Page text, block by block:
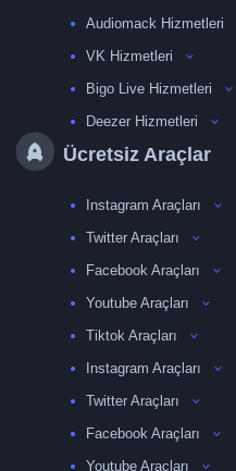
Audiomack Hizmetleri
VK Hizmetleri
Bigo Live Hizmetleri
Deezer Hizmetleri
Ücretsiz Araçlar
Instagram Araçları
Twitter Araçları
Facebook Araçları
Youtube Araçları
Tiktok Araçları
Instagram Araçları
Twitter Araçları
Facebook Araçları
Youtube Araçları